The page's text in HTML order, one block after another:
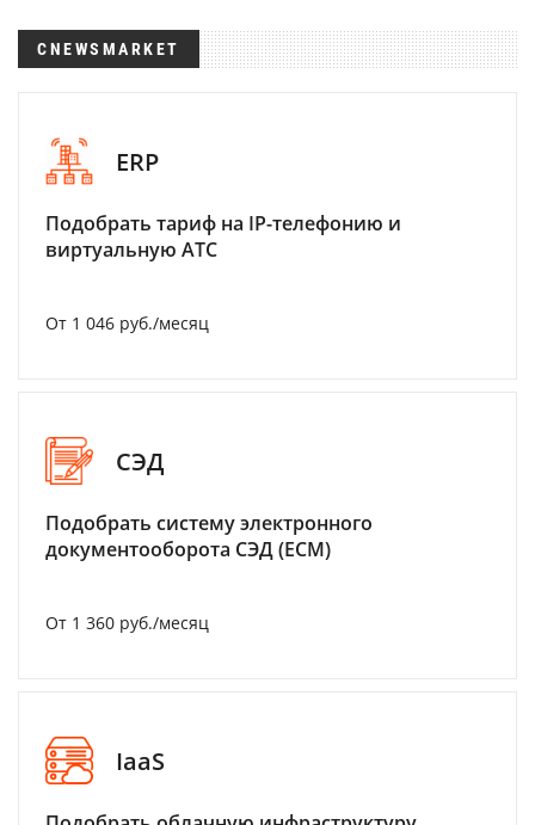
CNEWSMARKET
ERP
Подобрать тариф на IP-телефонию и
виртуальную АТС
От 1 046 руб./месяц
СЭД
Подобрать систему электронного
документооборота СЭД (ECM)
От 1 360 руб./месяц
IaaS